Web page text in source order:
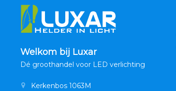
Welkom bij Luxar
Dé groothandel voor LED verlichting
Kerkenbos 1063M